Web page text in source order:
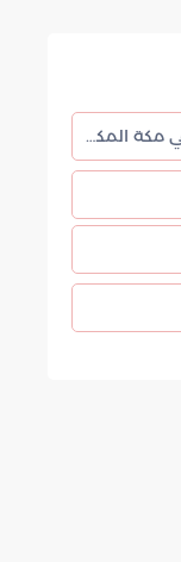
ضبط ناقل لمخالفي أنظمة الحج في مكة المكرمة